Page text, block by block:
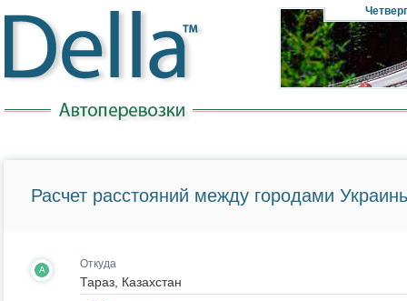
Четверг
Расчет расстояний между городами
A Откуда